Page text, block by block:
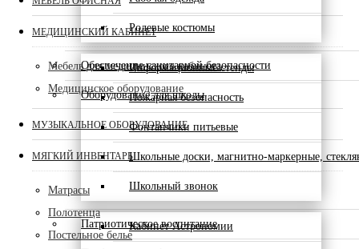
Ролевые костюмы
Обеспечение санитарной безопасности
Оборудование для школы
Информационные стенды
Пожарная безопасность
Фонтанчики питьевые
Школьные доски, магнитно-маркерные,
Школьный звонок
Патриотическое воспитание
Кабинет Астрономии
МЕДИЦИНСКИЙ КАБИНЕТ
Мебель для медицинского кабинета
Медицинское оборудование
МУЗЫКАЛЬНОЕ ОБОРУДОВАНИЕ
МЯГКИЙ ИНВЕНТАРЬ
Матрасы
Полотенца
Постельное белье